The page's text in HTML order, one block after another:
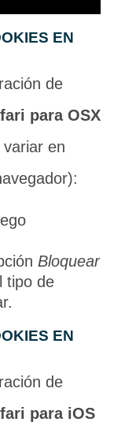
EN
de
para OSX
en
Bloquear
tipo de
EN
de
para iOS